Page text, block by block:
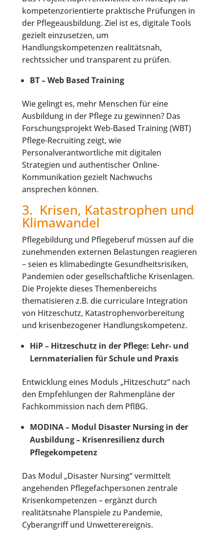
kompetenzorientierte praktische Prüfungen in
der Pflegeausbildung. Ziel ist es, digitale Tools
gezielt einzusetzen, um
Handlungskompetenzen realitätsnah,
rechtssicher und transparent zu prüfen.
BT – Web Based Training
Wie gelingt es, mehr Menschen für eine
Ausbildung in der Pflege zu gewinnen? Das
Forschungsprojekt Web-Based Training (WBT)
Pflege-Recruiting zeigt, wie
Personalverantwortliche mit digitalen
Strategien und authentischer Online-
Kommunikation gezielt Nachwuchs
ansprechen können.
3. Krisen, Katastrophen und
Klimawandel
Pflegebildung und Pflegeberuf müssen auf die
zunehmenden externen Belastungen reagieren
– seien es klimabedingte Gesundheitsrisiken,
Pandemien oder gesellschaftliche Krisenlagen.
Die Projekte dieses Themenbereichs
thematisieren z.B. die curriculare Integration
von Hitzeschutz, Katastrophenvorbereitung
und krisenbezogener Handlungskompetenz.
HiP – Hitzeschutz in der Pflege: Lehr- und
Lernmaterialien für Schule und Praxis
Entwicklung eines Moduls „Hitzeschutz“ nach
den Empfehlungen der Rahmenpläne der
Fachkommission nach dem PflBG.
MODINA – Modul Disaster Nursing in der
Ausbildung – Krisenresilienz durch
Pflegekompetenz
Das Modul „Disaster Nursing“ vermittelt
angehenden Pflegefachpersonen zentrale
Krisenkompetenzen – ergänzt durch
realitätsnahe Planspiele zu Pandemie,
Cyberangriff und Unwetterereignis.